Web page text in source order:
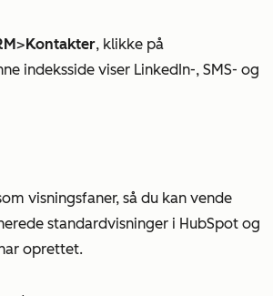
>Kontakter, klikke på
indeksside viser LinkedIn-, SMS- og
visningsfaner, så du kan vende
standardvisninger i HubSpot og
oprettet.